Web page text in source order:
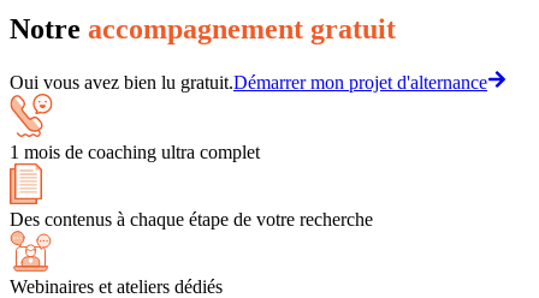
Notre accompagnement gratuit
Oui vous avez bien lu gratuit.Démarrer mon projet d'alternance
1 mois de coaching ultra complet
Des contenus à chaque étape de votre recherche
Webinaires et ateliers dédiés